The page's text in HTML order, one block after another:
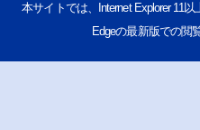
本サイトでは、Internet Explorer 11
Edgeの最新版での閲